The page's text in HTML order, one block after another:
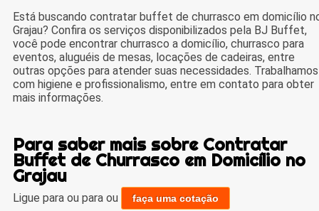
Está buscando contratar buffet de churrasco em domicílio
Grajau? Confira os serviços disponibilizados pela BJ Buffet,
você pode encontrar churrasco a domicílio, churrasco para
eventos, aluguéis de mesas, locações de cadeiras, entre
outras opções para atender suas necessidades. Trabalhamos
com higiene e profissionalismo, entre em contato para obter
mais informações.
Para saber mais sobre Contratar
Buffet de Churrasco em Domicílio no
Grajau
Ligue para ou para ou faça uma cotação